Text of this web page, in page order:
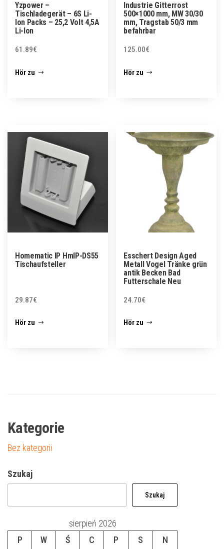
Yzpower –
Tischladegerät – 6S Li-
Ion Packs – 25,2 Volt 4,5A
Li-Ion
61.89€
Hör zu
Industrie Gitterrost
500×1000 mm, MW 30/30
mm, Tragstab 50/3 mm
befahrbar
125.00€
Hör zu
Homematic IP HmIP-DS55
Tischaufsteller
29.87€
Hör zu
Esschert Design Aged
Metall Vogel Tränke grün
antik Becken Bad
Futterschale Neu
24.70€
Hör zu
Kategorie
Bez kategorii
Szukaj
Szukaj
sierpień 2026
P
W Ś C P S N